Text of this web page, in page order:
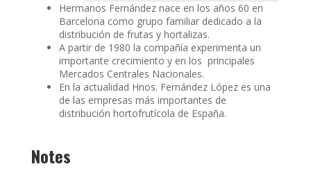
Hermanos Fernández nace en los años 60 en
Barcelona como grupo familiar dedicado a la
distribución de frutas y hortalizas.
A partir de 1980 la compañía experimenta un
importante crecimiento y en los principales
Mercados Centrales Nacionales.
En la actualidad Hnos. Fernández López es una
de las empresas más importantes de
distribución hortofrutícola de España.
Notes